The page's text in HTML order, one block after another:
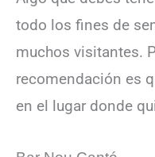
todo los fines de
muchos visitantes.
recomendación es
en el lugar donde